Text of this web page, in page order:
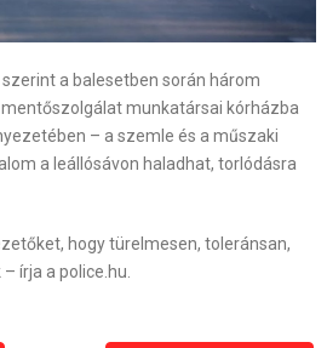
a balesetben során három
munkatársai kórházba
– a szemle és a műszaki
a leállósávon haladhat, torlódásra
hogy türelmesen, toleránsan,
írja a police.hu.